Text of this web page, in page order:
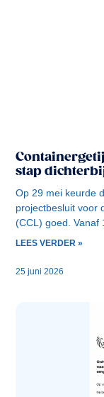
stap
Op 29 mei keurde
projectbesluit voor
(CCL) goed. Vanaf
LEES VERDER »
25 juni 2026